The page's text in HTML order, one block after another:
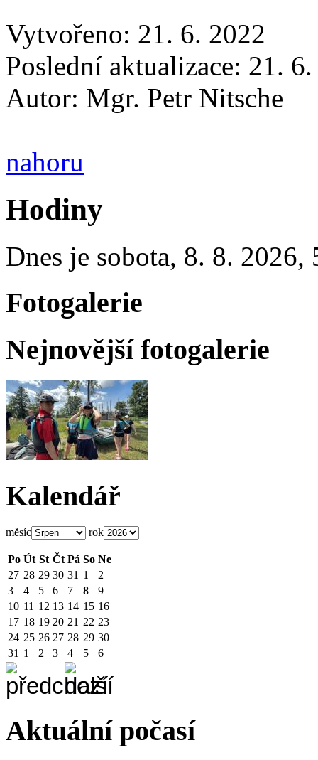
Vytvořeno: 21. 6. 2022
Poslední aktualizace: 21.
Autor: Mgr. Petr Nitsche
nahoru
Hodiny
Dnes je sobota, 8. 8. 2026,
Fotogalerie
Nejnovější fotogalerie
Kalendář
měsíc rok
Po Út St Čt Pá So Ne
27 28 29 30 31 1
2
3
4 5 6 7 8
9
10 11 12 13 14 15 16
17 18 19 20 21 22 23
24 25 26 27 28 29 30
31 1 2 3 4 5 6
Aktuální počasí